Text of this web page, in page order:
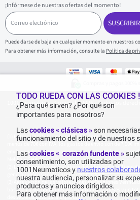
¡Infórmese de nuestras ofertas del momento!
C
o
r
r
e
o
l
Puede darse de baja en cualquier momento en nuestros
Para obtener más información, consulte la Política de
1001Neumaticos - Copyright 2025 - Todos los
Entrega gratuita: por cualquier compra superior o
menos de 70€ con IVA, los gastos de envío son de 7,90€
envío son de 120€ por paquete, para Islas Baleares, Isla
Melilla y Ceuta.
La tarifa actual del catálogo del fabricante no tiene
generalmente se encuentra en el sitio web.
Agregación de las valoraciones de Opiniones
basada en 861 opiniones de los últimos 12 meses y un
desde 06/08/2015 para España.
TODO RUEDA CON LAS COOKIES !
¿Para qué sirven? ¿Por qué son
importantes para nosotros?
Lascookies « clásicas »son
funcionamiento del sitio y de nuestros
Lascookies « corazón fundente »
consentimiento, son utilizadas por
1001Neumaticos y nuestros
nuestra audiencia, personalizar su
productos y anuncios dirigidos.
Para obtener más información o